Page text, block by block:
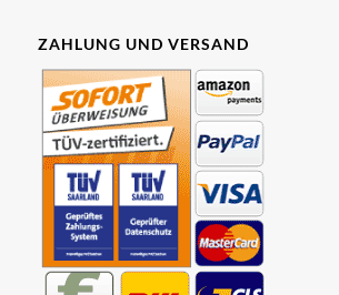
ZAHLUNG UND VERSAND